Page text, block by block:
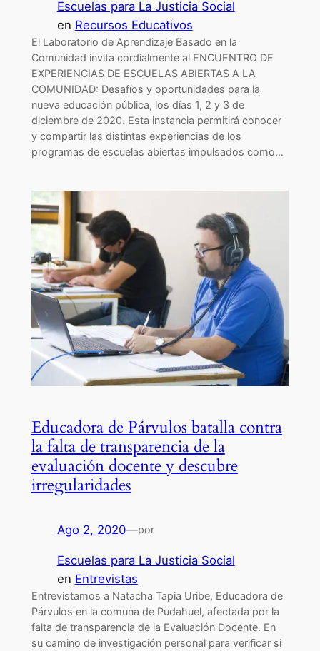
Escuelas para La Justicia Social
en Recursos Educativos
El Laboratorio de Aprendizaje Basado en la
Comunidad invita cordialmente al ENCUENTRO DE
EXPERIENCIAS DE ESCUELAS ABIERTAS A LA
COMUNIDAD: Desafíos y oportunidades para la
nueva educación pública, los días 1, 2 y 3 de
diciembre de 2020. Esta instancia permitirá conocer
y compartir las distintas experiencias de los
programas de escuelas abiertas impulsados como…
Educadora de Párvulos batalla contra
la falta de transparencia de la
evaluación docente y descubre
irregularidades
Ago 2, 2020—por
Escuelas para La Justicia Social
en Entrevistas
Entrevistamos a Natacha Tapia Uribe, Educadora de
Párvulos en la comuna de Pudahuel, afectada por la
falta de transparencia de la Evaluación Docente. En
su camino de investigación personal para verificar si